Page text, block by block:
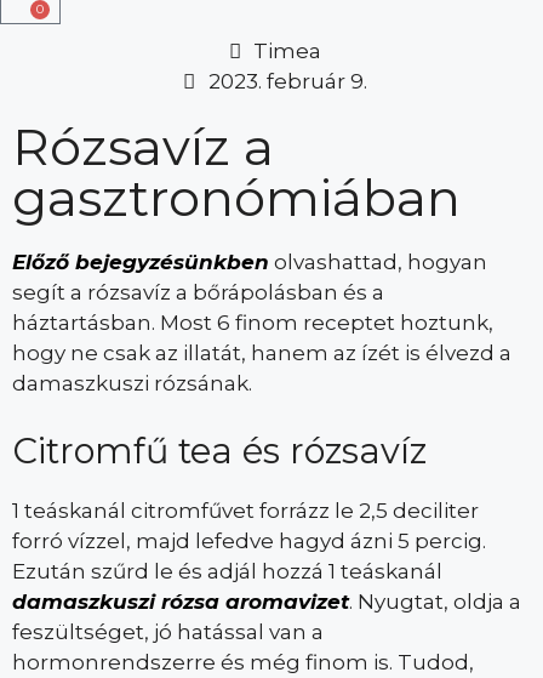
0
Timea
2023. február 9.
Rózsavíz a
gasztronómiában
Előző bejegyzésünkben olvashattad, hogyan
segít a rózsavíz a bőrápolásban és a
háztartásban. Most 6 finom receptet hoztunk,
hogy ne csak az illatát, hanem az ízét is élvezd a
damaszkuszi rózsának.
Citromfű tea és rózsavíz
1 teáskanál citromfűvet forrázz le 2,5 deciliter
forró vízzel, majd lefedve hagyd ázni 5 percig.
Ezután szűrd le és adjál hozzá 1 teáskanál
damaszkuszi rózsa aromavizet. Nyugtat, oldja a
feszültséget, jó hatással van a
hormonrendszerre és még finom is. Tudod,